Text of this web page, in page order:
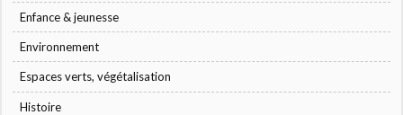
Enfance & jeunesse
Environnement
Espaces verts, végétalisation
Histoire